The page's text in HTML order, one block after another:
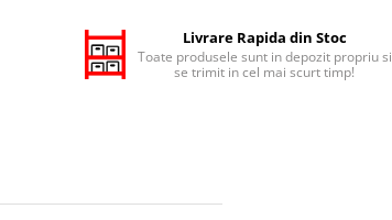
Livrare Rapida din Stoc
Toate produsele sunt in depozit propriu si
se trimit in cel mai scurt timp!